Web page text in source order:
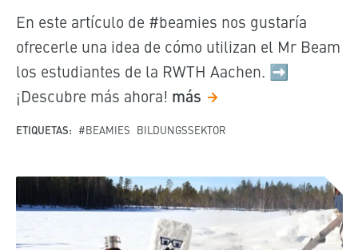
En este artículo de #beamies nos gustaría
ofrecerle una idea de cómo utilizan el Mr Beam
los estudiantes de la RWTH Aachen. ➡️
¡Descubre más ahora! más
ETIQUETAS: #BEAMIES BILDUNGSSEKTOR